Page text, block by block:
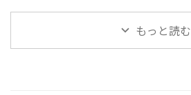
もっと読む